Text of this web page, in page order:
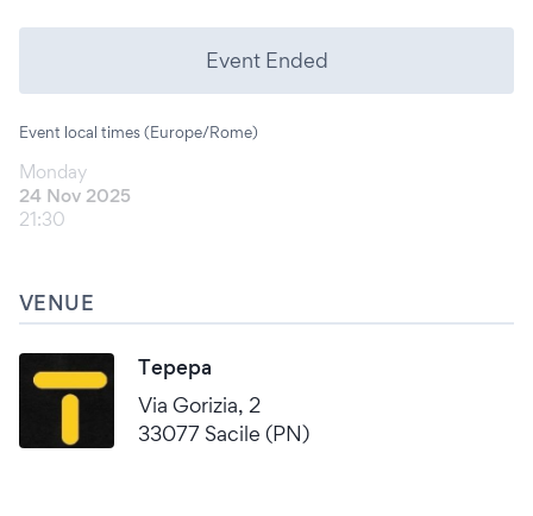
Event Ended
Event local times (Europe/Rome)
Monday
24 Nov 2025
21:30
VENUE
Tepepa
Via Gorizia, 2
33077 Sacile (PN)